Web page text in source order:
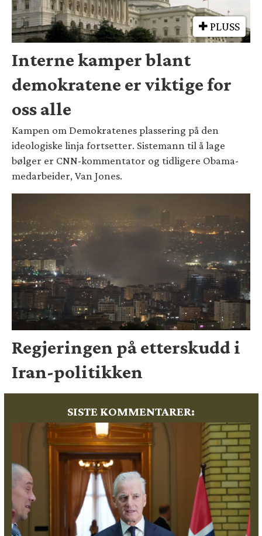
PLUSS
Interne kamper blant
demokratene er viktige for
oss alle
Kampen om Demokratenes plassering på den
ideologiske linja fortsetter. Sistemann til å lage
bølger er CNN-kommentator og tidligere Obama-
medarbeider, Van Jones.
Regjeringen på etterskudd i
Iran-politikken
SISTE KOMMENTARER: